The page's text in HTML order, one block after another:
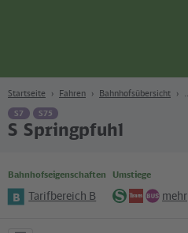
Startseite Fahren Bahnhofsübersicht
S7 S75
S Springpfuhl
Bahnhofseigenschaften
B Tarifbereich B
Umstiege
mehr